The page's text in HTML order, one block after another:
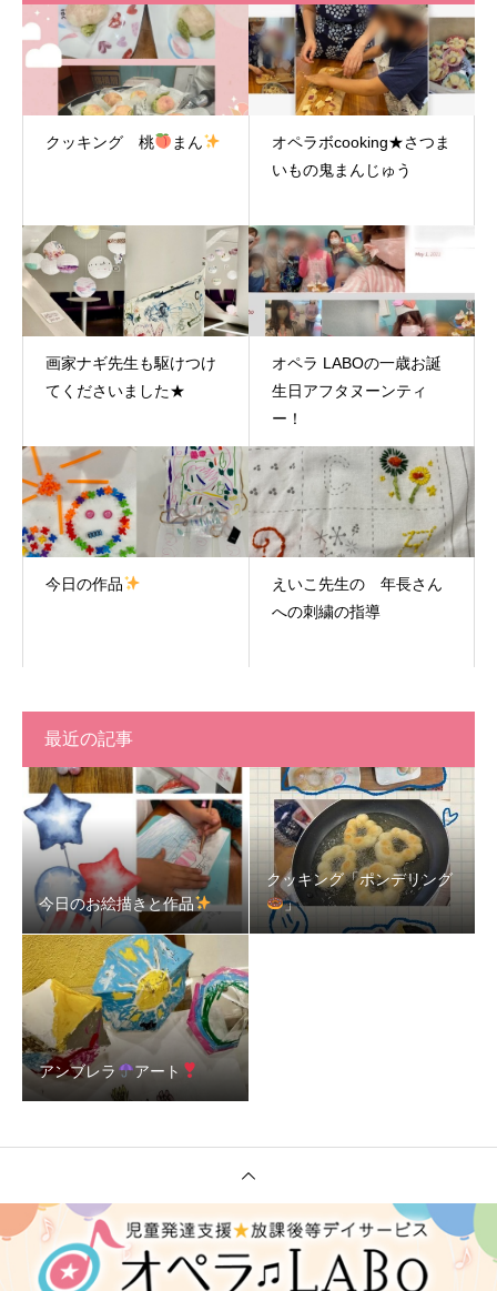
クッキング 桃 まん
オペラボcooking★さつま
いもの鬼まんじゅう
画家ナギ先生も駆けつけ
てくださいました★
オペラ LABOの一歳お誕
生日アフタヌーンティ
ー！
今日の作品
えいこ先生の 年長さん
への刺繍の指導
最近の記事
今日のお絵描きと作品
クッキング「ポンデリング
」
アンブレラ アート